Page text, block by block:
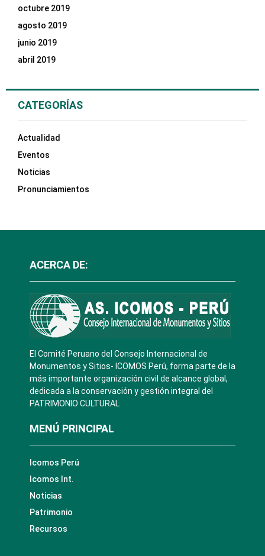
octubre 2019
agosto 2019
junio 2019
abril 2019
CATEGORÍAS
Actualidad
Eventos
Noticias
Pronunciamientos
ACERCA DE:
El Comité Peruano del Consejo Internacional de
Monumentos y Sitios- ICOMOS Perú, forma parte de la
más importante organización civil de alcance global,
dedicada a la conservación y gestión integral del
PATRIMONIO CULTURAL
MENÚ PRINCIPAL
Icomos Perú
Icomos Int.
Noticias
Patrimonio
Recursos